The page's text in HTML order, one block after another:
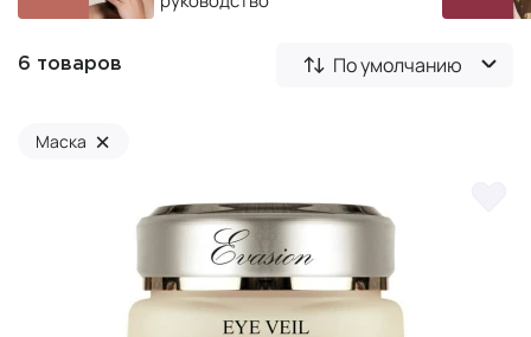
6 товаров По умолчанию
Маска ×